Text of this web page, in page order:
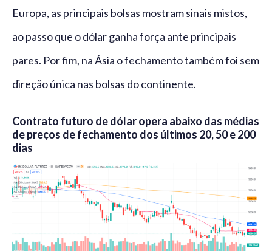
Europa, as principais bolsas mostram sinais mistos,
ao passo que o dólar ganha força ante principais
pares. Por fim, na Ásia o fechamento também foi sem
direção única nas bolsas do continente.
Contrato futuro de dólar opera abaixo das médias
de preços de fechamento dos últimos 20, 50 e 200
dias